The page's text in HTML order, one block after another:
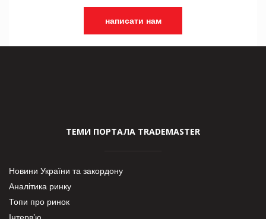
написати нам
ТЕМИ ПОРТАЛА TRADEMASTER
Новини України та закордону
Аналітика ринку
Топи про ринок
Інтерв’ю